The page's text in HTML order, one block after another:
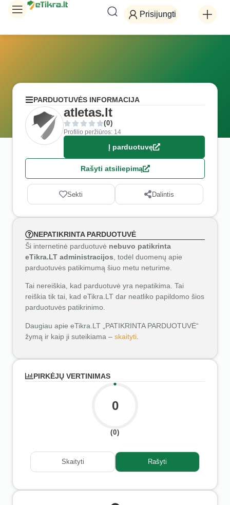
Prisijungti
PARDUOTUVĖS INFORMACIJA
atletas.lt
(0)
Profilio peržiūros: 14
Į parduotuvę
Rašyti atsiliepimą
Sekti Dalintis
NEPATIKRINTA PARDUOTUVĖ
Ši internetinė parduotuvė nebuvo patikrinta
eTikra.LT administracijos , todėl duomenų apie
parduotuvės patikimumą šiuo metu neturime.
Tai nereiškia, kad parduotuvė yra nepatikima. Tai
reiškia tik tai, kad eTikra.LT dar neatliko papildomo šios
parduotuvės patikrinimo.
Daugiau apie eTikra.LT „PATIKRINTA PARDUOTUVĖ“
žymą ir kaip ji suteikiama – skaityti
PIRKĖJŲ VERTINIMAS
0
(0)
Skaityti Rašyti